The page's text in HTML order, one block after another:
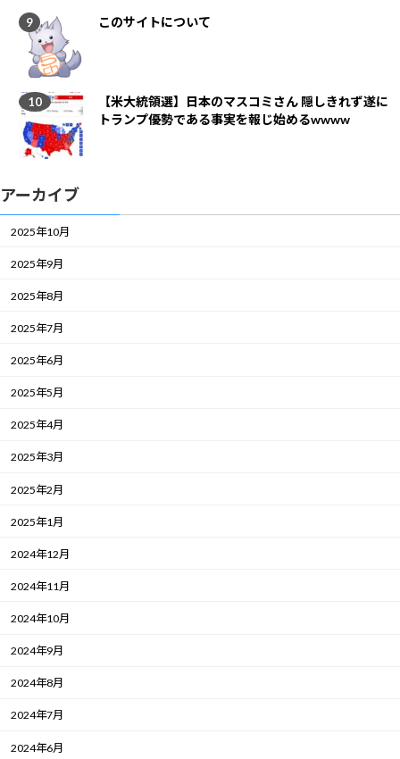
このサイトについて
【米大統領選】日本のマスコミさん 隠しきれず遂に
トランプ優勢である事実を報じ始めるwwww
アーカイブ
2025年10月
2025年9月
2025年8月
2025年7月
2025年6月
2025年5月
2025年4月
2025年3月
2025年2月
2025年1月
2024年12月
2024年11月
2024年10月
2024年9月
2024年8月
2024年7月
2024年6月